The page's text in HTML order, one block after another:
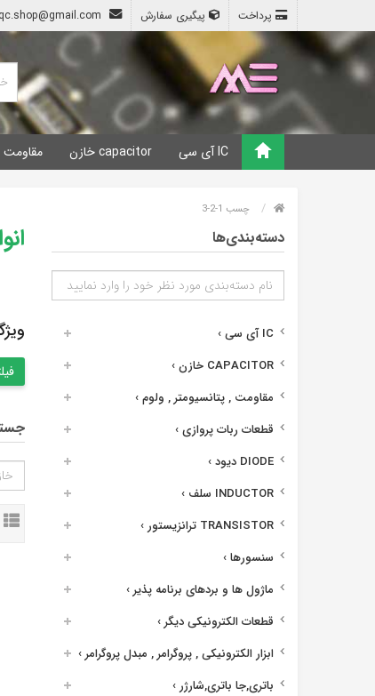
پیگیری سفارش پرداخت
IC آی سی capacitor خازن مقاومت
چسب 1-2-3
دسته‌بندی‌ها
IC آی سی
›
CAPACITOR خازن
›
مقاومت , پتانسیومتر , ولوم›
قطعات ربات پروازی›
DIODE دیود
›
INDUCTOR سلف
›
TRANSISTOR ترانزیستور
›
سنسورها›
ماژول ها و بردهای برنامه پذیر›
قطعات الکترونیکی دیگر›
ابزار الکترونیکی , پروگرامر , مبدل پروگرامر›
باتری,جا باتری,شارژر ›